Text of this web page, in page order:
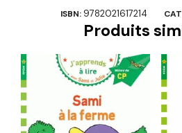
ISBN: 9782021617214
Produits